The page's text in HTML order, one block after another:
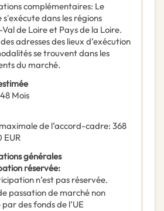
complémentaires: Le
s'exécute dans les régions
de Loire et Pays de la Loire.
adresses des lieux d’exécution
se trouvent dans les
du marché.
48 Mois
de l’accord-cadre: 368
EUR
générales
réservée:
n’est pas réservée.
passation de marché non
des fonds de l’UE